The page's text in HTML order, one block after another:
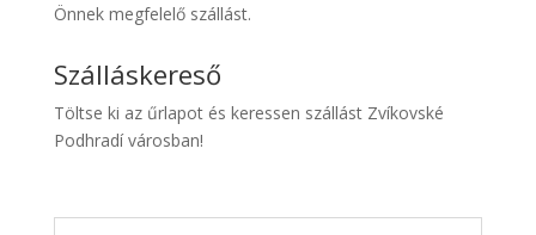
Transzfer
Kiwi
Taxi
Önnek megfelelő szállást.
Szálláskereső
Töltse ki az űrlapot és keressen szállást Zvíkovské
Podhradí városban!